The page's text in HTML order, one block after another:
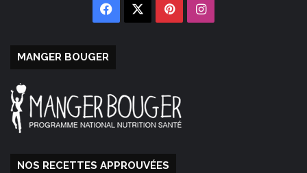
Facebook PinterestInstagram
MANGER BOUGER
NOS RECETTES APPROUVÉES